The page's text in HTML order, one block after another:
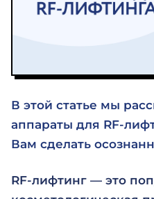
В этой статье мы
аппараты для RF-
Вам сделать
RF-лифтинг — это